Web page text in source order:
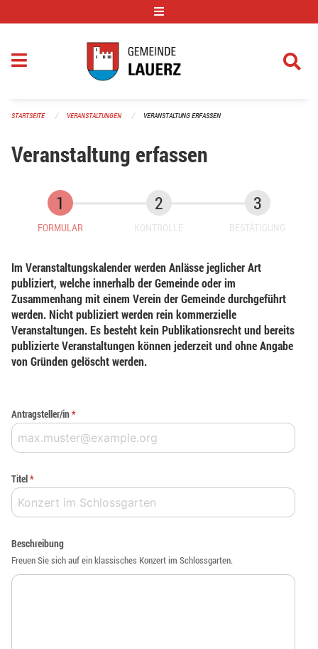
STARTSEITE VERANSTALTUNGEN VERANSTALTUNG ERFASSEN
Veranstaltung erfassen
FORMULAR KONTROLLE BESTÄTIGUNG
Im Veranstaltungskalender werden Anlässe jeglicher Art
publiziert, welche innerhalb der Gemeinde oder im
Zusammenhang mit einem Verein der Gemeinde durchgeführt
werden. Nicht publiziert werden rein kommerzielle
Veranstaltungen. Es besteht kein Publikationsrecht und bereits
publizierte Veranstaltungen können jederzeit und ohne Angabe
von Gründen gelöscht werden.
Antragsteller/in*
Titel*
Beschreibung
Freuen Sie sich auf ein klassisches Konzert im Schlossgarten.